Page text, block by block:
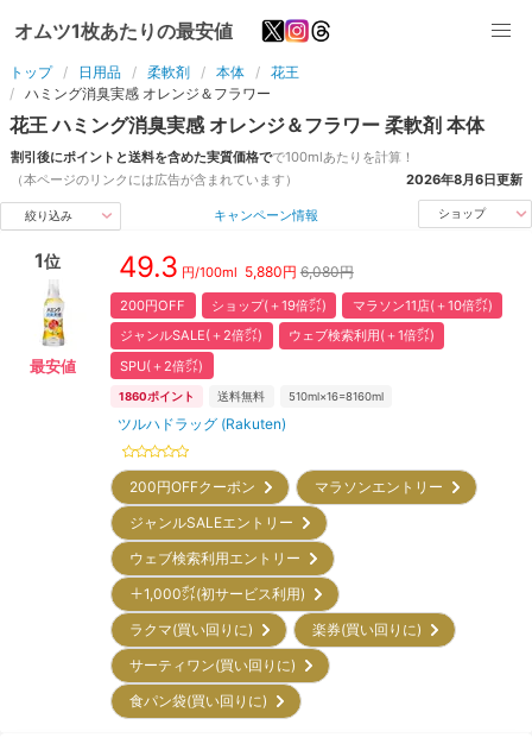
オムツ1枚あたりの最安値
トップ 日用品 柔軟剤 本体
花王
ハミング消臭実感 オレンジ＆フラワー
花王 ハミング消臭実感 オレンジ＆フラワー 柔軟剤 本体
割引後にポイントと送料を含めた実質価格でで100mlあたりを計算！
（本ページのリンクには広告が含まれています）
2026年8月6日更新
絞り込み キャンペーン情報 ショップ
1位
最安値
49.3 円/100ml 5,880円 6,080円
200円OFF ショップ(＋19倍㌽)
マラソン11店(＋10倍㌽)
ジャンルSALE(＋2倍㌽)
ウェブ検索利用(＋1倍㌽)
SPU(＋2倍㌽)
1860ポイント 送料無料 510ml×16=8160ml
ツルハドラッグ (Rakuten)
200円OFFクーポン
マラソンエントリー
ジャンルSALEエントリー
ウェブ検索利用エントリー
＋1,000㌽(初サービス利用)
ラクマ(買い回りに)
楽券(買い回りに)
サーティワン(買い回りに)
食パン袋(買い回りに)